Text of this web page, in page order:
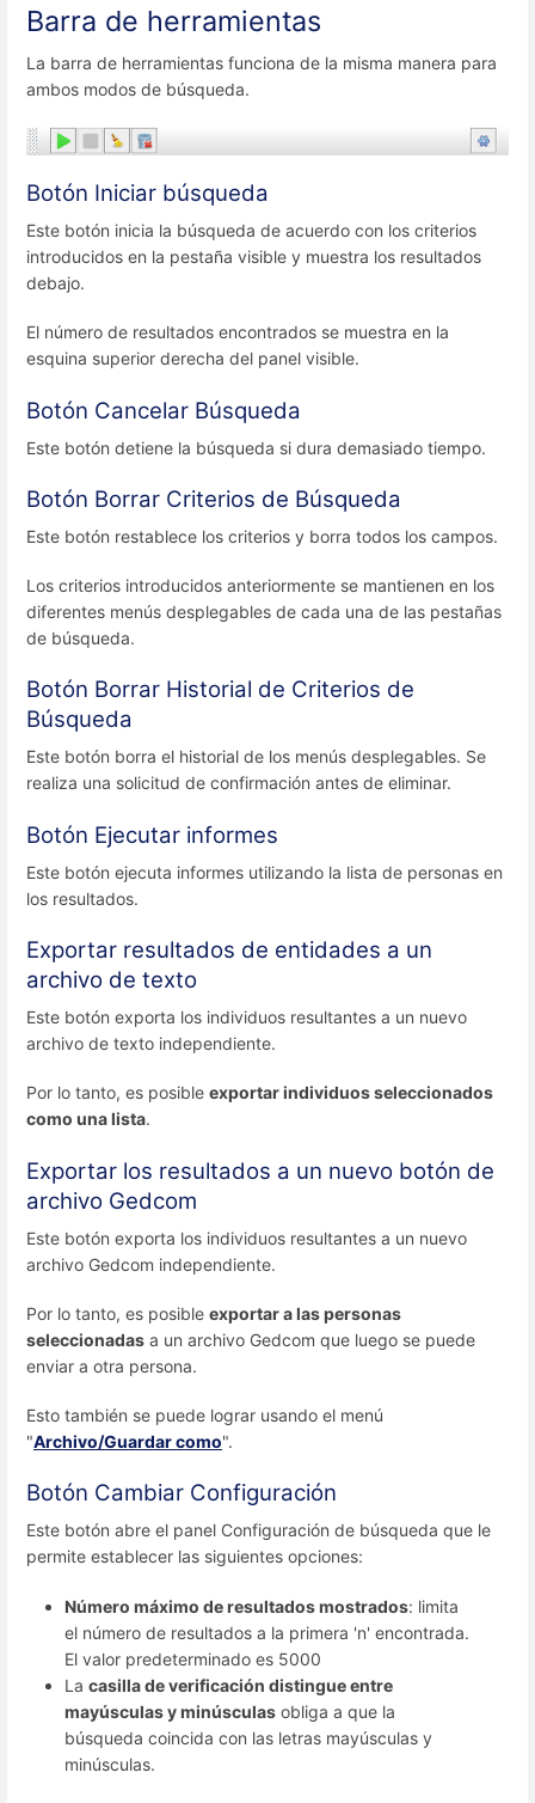
Barra de herramientas
La barra de herramientas funciona de la misma manera para
ambos modos de búsqueda.
Botón Iniciar búsqueda
Este botón inicia la búsqueda de acuerdo con los criterios
introducidos en la pestaña visible y muestra los resultados
debajo.
El número de resultados encontrados se muestra en la
esquina superior derecha del panel visible.
Botón Cancelar Búsqueda
Este botón detiene la búsqueda si dura demasiado tiempo.
Botón Borrar Criterios de Búsqueda
Este botón restablece los criterios y borra todos los campos.
Los criterios introducidos anteriormente se mantienen en los
diferentes menús desplegables de cada una de las pestañas
de búsqueda.
Botón Borrar Historial de Criterios de
Búsqueda
Este botón borra el historial de los menús desplegables. Se
realiza una solicitud de confirmación antes de eliminar.
Botón Ejecutar informes
Este botón ejecuta informes utilizando la lista de personas en
los resultados.
Exportar resultados de entidades a un
archivo de texto
Este botón exporta los individuos resultantes a un nuevo
archivo de texto independiente.
Por lo tanto, es posible exportar individuos seleccionados
como una lista.
Exportar los resultados a un nuevo botón de
archivo Gedcom
Este botón exporta los individuos resultantes a un nuevo
archivo Gedcom independiente.
Por lo tanto, es posible exportar a las personas
seleccionadas a un archivo Gedcom que luego se puede
enviar a otra persona.
Esto también se puede lograr usando el menú
"Archivo/Guardar como".
Botón Cambiar Configuración
Este botón abre el panel Configuración de búsqueda que le
permite establecer las siguientes opciones:
Número máximo de resultados mostrados: limita
el número de resultados a la primera 'n' encontrada.
El valor predeterminado es 5000
La casilla de verificación distingue entre
mayúsculas y minúsculas obliga a que la
búsqueda coincida con las letras mayúsculas y
minúsculas.